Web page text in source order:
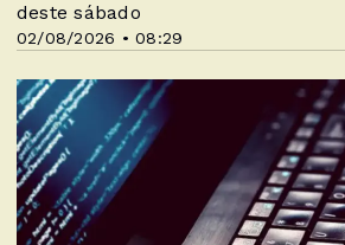
02/08/2026 • 08:29
deste sábado